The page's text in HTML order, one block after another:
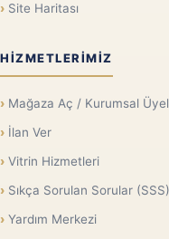
Site Haritası
HIZMETLERIMIZ
Mağaza Aç / Kurumsal
İlan Ver
Vitrin Hizmetleri
Sıkça Sorulan Sorular (SSS)
Yardım Merkezi